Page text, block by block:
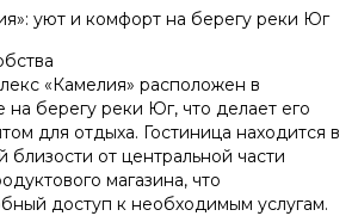
уют и комфорт на берегу реки Юг
«Камелия» расположен в
берегу реки Юг, что делает его
для отдыха. Гостиница находится в
близости от центральной части
магазина, что
доступ к необходимым услугам.